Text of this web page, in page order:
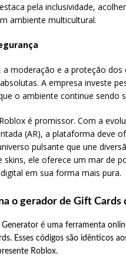
pela inclusividade,
ambiente multicultural.
a moderação e a proteção
A empresa investe
o ambiente continue sendo
é promissor. Com a
(AR), a plataforma deve
pulsante que une
skins, ele oferece um mar de
em sua forma mais pura.
o gerador de Gift Cards
é uma ferramenta
Esses códigos são idênticos
Roblox.